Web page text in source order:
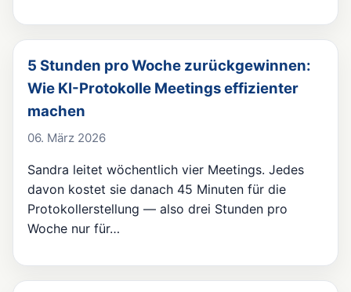
5 Stunden pro Woche zurückgewinnen:
Wie KI-Protokolle Meetings effizienter
machen
06. März 2026
Sandra leitet wöchentlich vier Meetings. Jedes
davon kostet sie danach 45 Minuten für die
Protokollerstellung — also drei Stunden pro
Woche nur für…